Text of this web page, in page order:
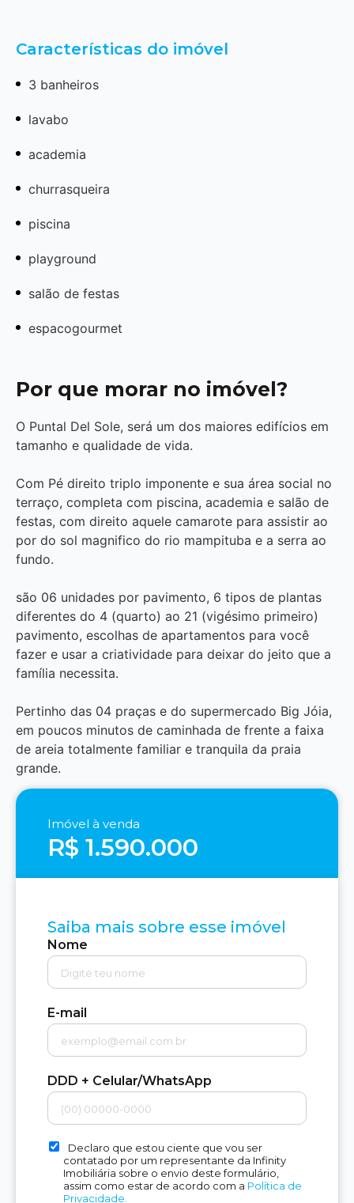
Características do imóvel
3 banheiros
lavabo
academia
churrasqueira
piscina
playground
salão de festas
espacogourmet
Por que morar no imóvel?
O Puntal Del Sole, será um dos maiores edifícios em
tamanho e qualidade de vida.
Com Pé direito triplo imponente e sua área social no
terraço, completa com piscina, academia e salão de
festas, com direito aquele camarote para assistir ao
por do sol magnifico do rio mampituba e a serra ao
fundo.
são 06 unidades por pavimento, 6 tipos de plantas
diferentes do 4 (quarto) ao 21 (vigésimo primeiro)
pavimento, escolhas de apartamentos para você
fazer e usar a criatividade para deixar do jeito que a
família necessita.
Pertinho das 04 praças e do supermercado Big Jóia,
em poucos minutos de caminhada de frente a faixa
de areia totalmente familiar e tranquila da praia
grande.
Imóvel à venda
R$ 1.590.000
Saiba mais sobre esse imóvel
Nome
E-mail
DDD + Celular/WhatsApp
Declaro que estou ciente que vou ser
contatado por um representante da Infinity
Imobiliária sobre o envio deste formulário,
assim como estar de acordo com a Política de
Privacidade.